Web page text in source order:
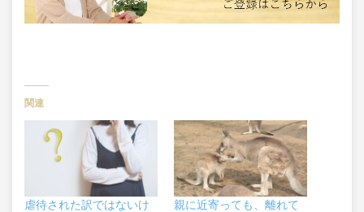
関連
虐待された訳ではないけ
親に近寄っても、離れて